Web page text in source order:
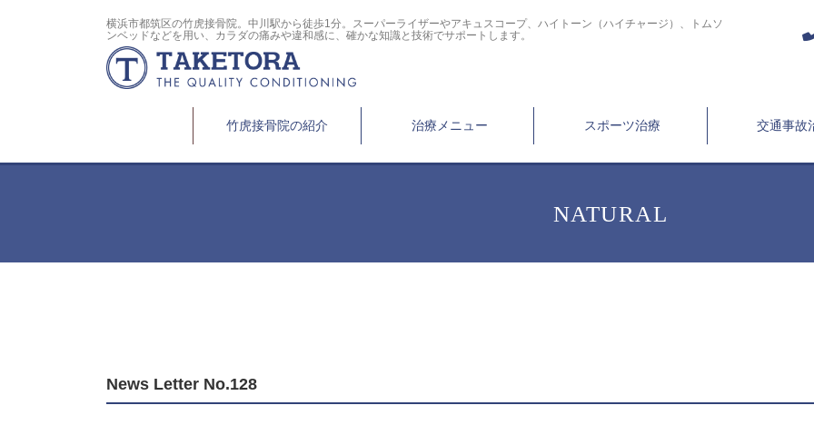
横浜市都筑区の竹虎接骨院。中川駅から徒歩1分。スーパーライザーやアキュスコープ、ハイトーン（ハイチャージ）、トムソ
ンベッドなどを用い、カラダの痛みや違和感に、確かな知識と技術でサポートします。
竹虎接骨院の紹介 治療メニュー スポーツ治療 交通事故
NATURAL
News Letter No.128